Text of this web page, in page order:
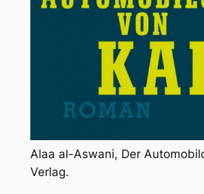
Alaa al-Aswani, Der
Verlag.